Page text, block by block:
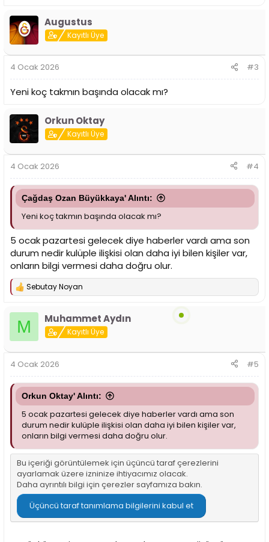
k
i
l
:
Augustus
Kayıtlı Üye
4 Ocak 2026 #3
Yeni koç takmın başında olacak mı?
Orkun Oktay
Kayıtlı Üye
4 Ocak 2026 #4
Çağdaş Ozan Büyükkaya' Alıntı:
Yeni koç takmın başında olacak mı?
5 ocak pazartesi gelecek diye haberler vardı ama son
durum nedir kulüple ilişkisi olan daha iyi bilen kişiler var,
onların bilgi vermesi daha doğru olur.
T
p
l
:
Sebutay Noyan
M Muhammet Aydın
Kayıtlı Üye
4 Ocak 2026 #5
Orkun Oktay' Alıntı:
5 ocak pazartesi gelecek diye haberler vardı ama son
durum nedir kulüple ilişkisi olan daha iyi bilen kişiler var,
onların bilgi vermesi daha doğru olur.
Bu içeriği görüntülemek için üçüncü taraf çerezlerini
ayarlamak üzere izninize ihtiyacımız olacak.
Daha ayrıntılı bilgi için çerezler sayfamıza bakın.
Üçüncü taraf tanımlama bilgilerini kabul et